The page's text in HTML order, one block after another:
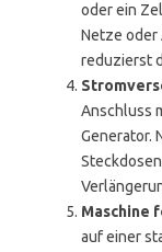
oder ein
Netze oder
reduzierst
Anschluss
Generator.
Maschine
auf einer